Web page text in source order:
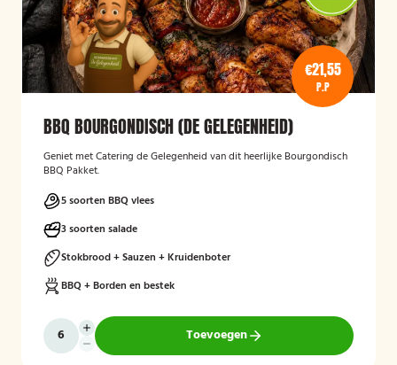
€21,55
P.P
BBQ BOURGONDISCH (DE GELEGENHEID)
Geniet met Catering de Gelegenheid van dit heerlijke Bourgondisch
BBQ Pakket.
5 soorten BBQ vlees
3 soorten salade
Stokbrood + Sauzen + Kruidenboter
BBQ + Borden en bestek
Toevoegen